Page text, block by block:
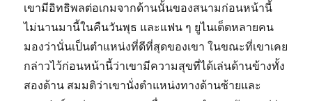
เขามีอิทธิพลต่อเกมจากด้านนั้นของสนามก่อนหน้านี้
ไม่นานมานี้ในคืนวันพุธ และแฟน ๆ ยูไนเต็ดหลายคน
มองว่านั่นเป็นตำแหน่งที่ดีที่สุดของเขา ในขณะที่เขาเคย
กล่าวไว้ก่อนหน้านี้ว่าเขามีความสุขที่ได้เล่นด้านข้างทั้ง
สองด้าน สมมติว่าเขานั่งตำแหน่งทางด้านซ้ายและ